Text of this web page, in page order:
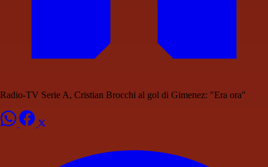
Radio-TV Serie A, Cristian Brocchi al gol di Gimenez: "Era ora"